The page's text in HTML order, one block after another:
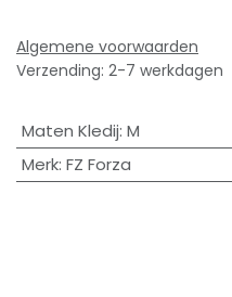
Algemene voorwaarden
Verzending: 2-7 werkdagen
Maten Kledij: M
Merk: FZ Forza